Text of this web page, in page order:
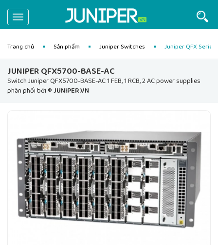
Toggle
navigation
Trang chủ Sản phẩm Juniper Switches Juniper QFX Series
JUNIPER QFX5700-BASE-AC
Switch Juniper QFX5700-BASE-AC 1 FEB, 1 RCB, 2 AC power supplies
phân phối bởi ®JUNIPER.VN